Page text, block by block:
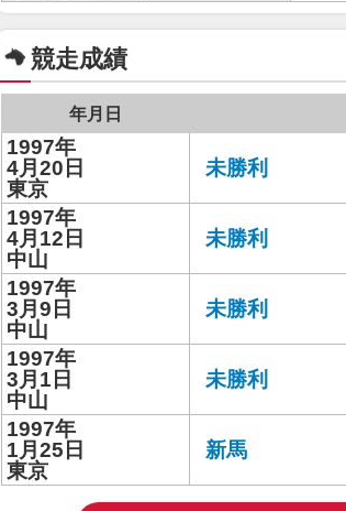
競走成績
年月日
1997年
4月20日
東京
未勝利
1997年
4月12日
中山
未勝利
1997年
3月9日
中山
未勝利
1997年
3月1日
中山
未勝利
1997年
1月25日
東京
新馬